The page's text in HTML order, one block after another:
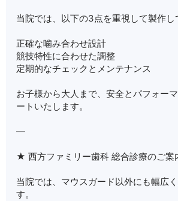
当院では、以下の3点を重視して製作し
正確な噛み合わせ設計
競技特性に合わせた調整
定期的なチェックとメンテナンス
お子様から大人まで、安全とパフォー
ートいたします。
—
★ 西方ファミリー歯科 総合診療のご
当院では、マウスガード以外にも幅広
す。